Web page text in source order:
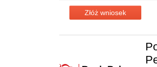
Złóż wniosek